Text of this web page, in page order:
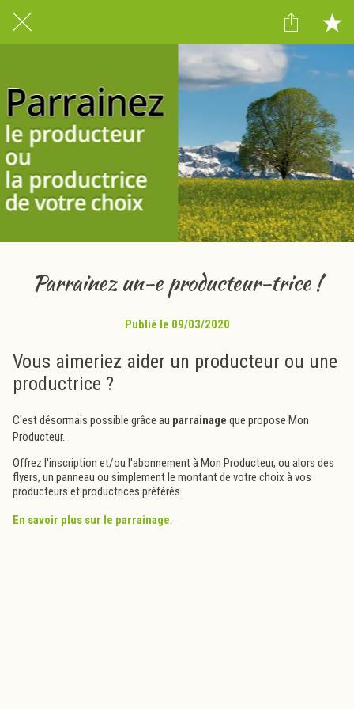
Parrainez un-e producteur-trice !
Publié le 09/03/2020
Vous aimeriez aider un producteur ou une
productrice ?
C'est désormais possible grâce au parrainage que propose Mon
Producteur.
Offrez l'inscription et/ou l'abonnement à Mon Producteur, ou alors des
flyers, un panneau ou simplement le montant de votre choix à vos
producteurs et productrices préférés.
En savoir plus sur le parrainage.